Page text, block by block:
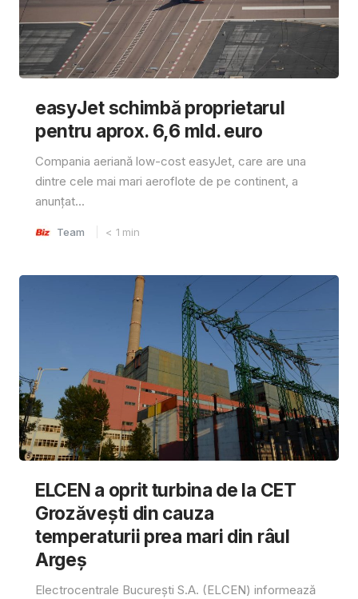
easyJet schimbă proprietarul
pentru aprox. 6,6 mld. euro
Compania aeriană low-cost easyJet, care are una
dintre cele mai mari aeroflote de pe continent, a
anunțat...
Team < 1 min
ELCEN a oprit turbina de la CET
Grozăvești din cauza
temperaturii prea mari din râul
Argeș
Electrocentrale București S.A. (ELCEN) informează